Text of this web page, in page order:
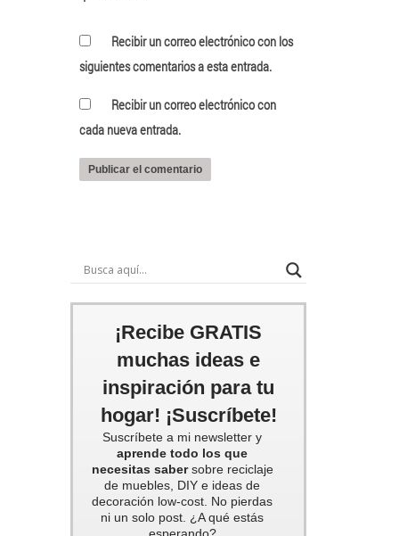
Recibir un correo electrónico con los
siguientes comentarios a esta entrada.
Recibir un correo electrónico con
cada nueva entrada.
¡Recibe GRATIS
muchas ideas e
inspiración para tu
hogar! ¡Suscríbete!
Suscríbete a mi newsletter y
aprende todo los que
necesitas sabersobre reciclaje
de muebles, DIY e ideas de
decoración low-cost. No pierdas
ni un solo post. ¿A qué estás